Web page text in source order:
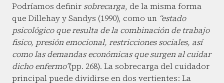
Podríamos definir sobrecarga, de la misma forma
que Dillehay y Sandys (1990), como un “estado
psicológico que resulta de la combinación de trabajo
fisico, presión emocional, restricciones sociales, así
como las demandas económicas que surgen al cuidar
dicho enfermo”(pp. 268). La sobrecarga del cuidador
principal puede dividirse en dos vertientes: La